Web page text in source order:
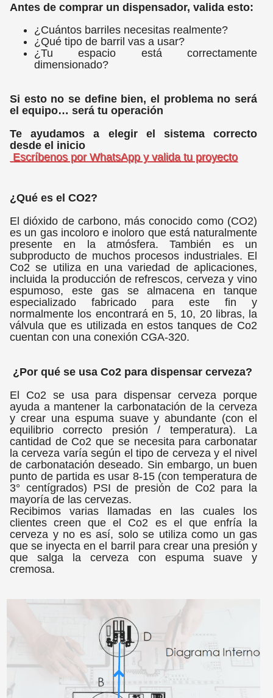
Antes de comprar un dispensador, valida esto:
¿Cuántos barriles necesitas realmente?
¿Qué tipo de barril vas a usar?
¿Tu espacio está correctamente
dimensionado?
Si esto no se define bien, el problema no será
el equipo… será tu operación
Te ayudamos a elegir el sistema correcto
desde el inicio
Escríbenos por WhatsApp y valida tu proyecto
¿Qué es el CO2?
El dióxido de carbono, más conocido como (CO2)
es un gas incoloro e inoloro que está naturalmente
presente en la atmósfera. También es un
subproducto de muchos procesos industriales. El
Co2 se utiliza en una variedad de aplicaciones,
incluida la producción de refrescos, cerveza y vino
espumoso, este gas se almacena en tanque
especializado fabricado para este fin y
normalmente los encontrará en 5, 10, 20 libras, la
válvula que es utilizada en estos tanques de Co2
cuentan con una conexión CGA-320.
¿Por qué se usa Co2 para dispensar cerveza?
El Co2 se usa para dispensar cerveza porque
ayuda a mantener la carbonatación de la cerveza
y crear una espuma suave y abundante (con el
equilibrio correcto presión / temperatura). La
cantidad de Co2 que se necesita para carbonatar
la cerveza varía según el tipo de cerveza y el nivel
de carbonatación deseado. Sin embargo, un buen
punto de partida es usar 8-15 (con temperatura de
3° centígrados) PSI de presión de Co2 para la
mayoría de las cervezas.
Recibimos varias llamadas en las cuales los
clientes creen que el Co2 es el que enfría la
cerveza y no es así, solo se utiliza como un gas
que se inyecta en el barril para crear una presión y
que salga la cerveza con espuma suave y
cremosa.